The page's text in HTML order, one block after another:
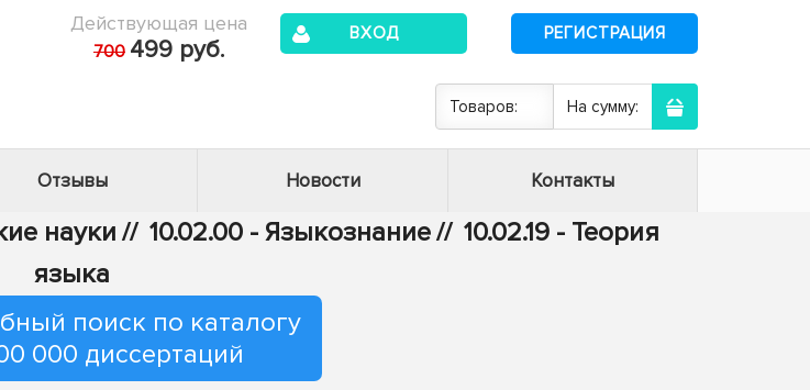
Действующая цена
700 499 руб.
ВХОД РЕГИСТРАЦИЯ
Товаров: На сумму:
Отзывы Новости Контакты
науки // 10.02.00 - Языкознание// 10.02.19 - Теория
языка
поиск по каталогу
000 диссертаций